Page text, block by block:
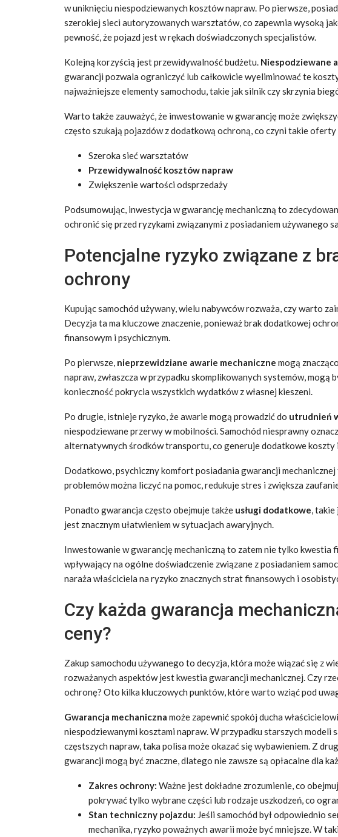
w uniknięciu niespodziewanych kosztów napraw. Po pierwsze,
szerokiej sieci autoryzowanych warsztatów, co zapewnia wysoką
pewność, że pojazd jest w rękach doświadczonych specjalistów.
Kolejną korzyścią jest przewidywalność budżetu. Niespodziewane
gwarancji pozwala ograniczyć lub całkowicie wyeliminować te
najważniejsze elementy samochodu, takie jak silnik czy skrzynia
Warto także zauważyć, że inwestowanie w gwarancję może
często szukają pojazdów z dodatkową ochroną, co czyni takie
Szeroka sieć warsztatów
Przewidywalność kosztów napraw
Zwiększenie wartości odsprzedaży
Podsumowując, inwestycja w gwarancję mechaniczną to
ochronić się przed ryzykami związanymi z posiadaniem używanego
Potencjalne ryzyko związane z
ochrony
Kupując samochód używany, wielu nabywców rozważa, czy warto
Decyzja ta ma kluczowe znaczenie, ponieważ brak dodatkowej
finansowym i psychicznym.
Po pierwsze, nieprzewidziane awarie mechaniczne mogą
napraw, zwłaszcza w przypadku skomplikowanych systemów, mogą
konieczność pokrycia wszystkich wydatków z własnej kieszeni.
Po drugie, istnieje ryzyko, że awarie mogą prowadzić do utrudnień
niespodziewane przerwy w mobilności. Samochód niesprawny
alternatywnych środków transportu, co generuje dodatkowe koszty
Dodatkowo, psychiczny komfort posiadania gwarancji
problemów można liczyć na pomoc, redukuje stres i zwiększa
Ponadto gwarancja często obejmuje także usługi dodatkowe, takie
jest znacznym ułatwieniem w sytuacjach awaryjnych.
Inwestowanie w gwarancję mechaniczną to zatem nie tylko kwestia
wpływający na ogólne doświadczenie związane z posiadaniem
naraża właściciela na ryzyko znacznych strat finansowych i
Czy każda gwarancja
ceny?
Zakup samochodu używanego to decyzja, która może wiązać się z
rozważanych aspektów jest kwestia gwarancji mechanicznej. Czy
ochronę? Oto kilka kluczowych punktów, które warto wziąć pod
Gwarancja mechaniczna może zapewnić spokój ducha
niespodziewanymi kosztami napraw. W przypadku starszych modeli
częstszych napraw, taka polisa może okazać się wybawieniem. Z
gwarancji mogą być znaczne, dlatego nie zawsze są opłacalne dla
Zakres ochrony: Ważne jest dokładne zrozumienie, co
pokrywać tylko wybrane części lub rodzaje uszkodzeń, co
Stan techniczny pojazdu: Jeśli samochód był odpowiednio
mechanika, ryzyko poważnych awarii może być mniejsze. W